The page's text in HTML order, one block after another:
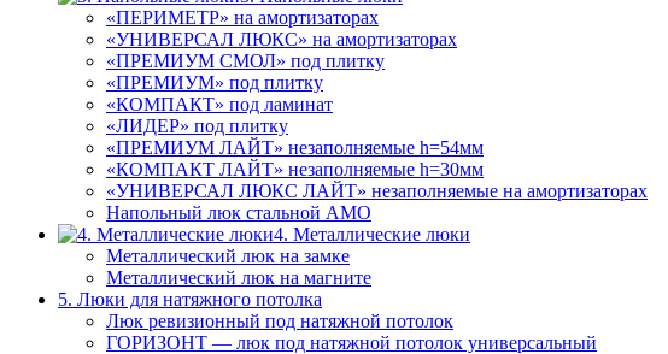
«ПЕРИМЕТР» на амортизаторах
«УНИВЕРСАЛ ЛЮКС» на амортизаторах
«ПРЕМИУМ СМОЛ» под плитку
«ПРЕМИУМ» под плитку
«КОМПАКТ» под ламинат
«ЛИДЕР» под плитку
«ПРЕМИУМ ЛАЙТ» незаполняемые h=54мм
«КОМПАКТ ЛАЙТ» незаполняемые h=30мм
«УНИВЕРСАЛ ЛЮКС ЛАЙТ» незаполняемые на амортизаторах
Напольный люк стальной АМО
4. Металлические люки
Металлический люк на замке
Металлический люк на магните
5. Люки для натяжного потолка
Люк ревизионный под натяжной потолок
ГОРИЗОНТ — люк под натяжной потолок универсальный